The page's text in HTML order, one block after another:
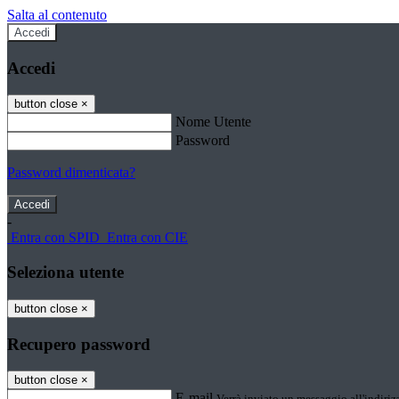
Salta al contenuto
Accedi
Accedi
button close ×
Nome Utente
Password
Password dimenticata?
-
Entra con SPID Entra con CIE
Seleziona utente
button close ×
Recupero password
button close ×